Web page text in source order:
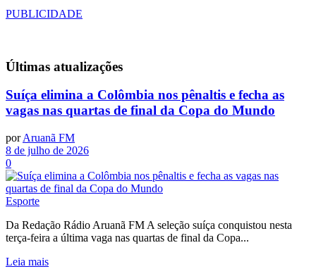
PUBLICIDADE
Últimas atualizações
Suíça elimina a Colômbia nos pênaltis e fecha as
vagas nas quartas de final da Copa do Mundo
por Aruanã FM
8 de julho de 2026
0
Esporte
Da Redação Rádio Aruanã FM A seleção suíça conquistou nesta
terça-feira a última vaga nas quartas de final da Copa...
Leia mais